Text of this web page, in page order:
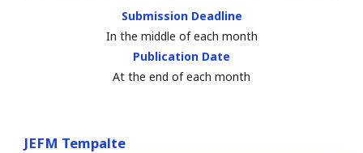
Submission Deadline
In the middle of each month
Publication Date
At the end of each month
JEFM Tempalte